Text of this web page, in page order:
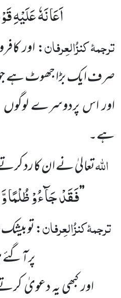
اَعَانَهٗ عَلَیْهِ
ترجمۂکنزُالعِرفان: اور
صرف ایک بڑا جھوٹ ہے
اور اس پردوسرے لوگوں
ہے۔
اللہتعالیٰ نے ان کا رد
’’فَقَدْ جَآءُوْ ظُلْمًا
ترجمۂکنزُالعِرفان:
پرآگئے
اور کبھی یہ دعویٰ